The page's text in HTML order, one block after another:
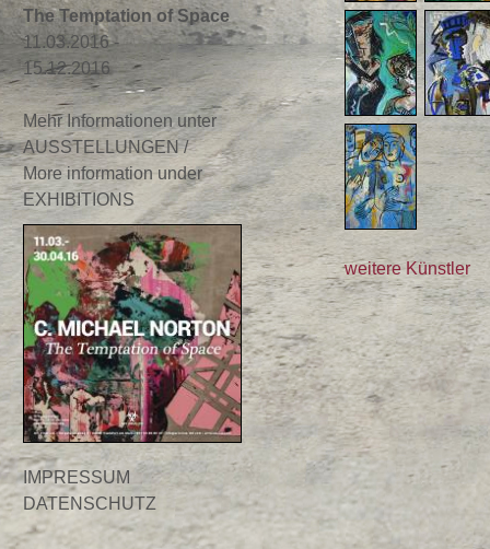
The Temptation of Space
11.03.2016 -
15.12.2016
Mehr Informationen unter
AUSSTELLUNGEN /
More information under
EXHIBITIONS
IMPRESSUM
DATENSCHUTZ
weitere Künstler